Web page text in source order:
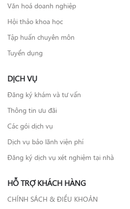
Văn hoá doanh nghiệp
Hội thảo khoa học
Tập huấn chuyên môn
Tuyển dụng
DỊCH VỤ
Đăng ký khám và tư vấn
Thông tin ưu đãi
Các gói dịch vụ
Dịch vụ bảo lãnh viện phí
Đăng ký dịch vụ xét nghiệm tại nhà
HỖ TRỢ KHÁCH HÀNG
CHÍNH SÁCH & ĐIỀU KHOẢN